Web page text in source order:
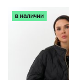
в наличии